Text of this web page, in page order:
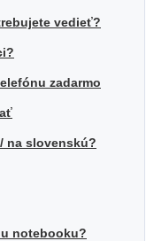
vedieť?
zadarmo
na slovenskú?
notebooku?